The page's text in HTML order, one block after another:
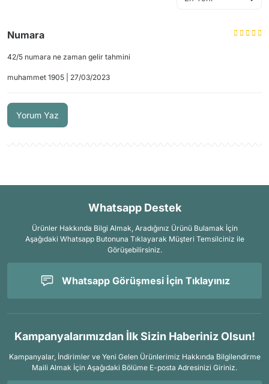
Numara
42/5 numara ne zaman gelir tahmini
muhammet 1905 | 27/03/2023
Yorum Yaz
Whatsapp Destek
Ürünler Hakkında Bilgi Almak, Aradığınız Ürünü Bulamak İçin
Aşağıdaki Whatsapp Butonuna Tıklayarak Müşteri Temsilciniz ile
Görüşebilirsiniz.
Whatsapp Görüşmesi İçin Tıklayınız
Kampanyalarımızdan İlk Sizin Haberiniz Olsun!
Kampanyalar, İndirimler ve Yeni Gelen Ürünlerimiz Hakkında Bilgilendirme
Maili Almak İçin Aşağıdaki Bölüme E-posta Adresinizi Giriniz.